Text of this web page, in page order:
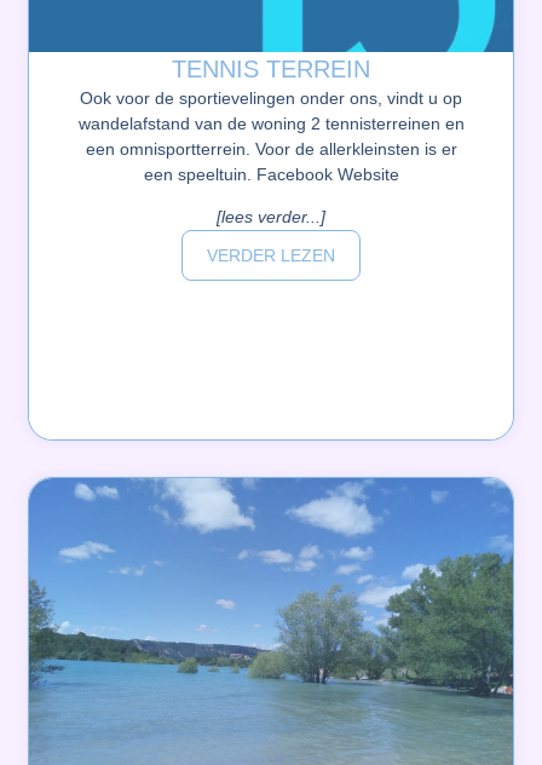
TENNIS TERREIN
Ook voor de sportievelingen onder ons, vindt u op
wandelafstand van de woning 2 tennisterreinen en
een omnisportterrein. Voor de allerkleinsten is er
een speeltuin. Facebook Website
[lees verder...]
VERDER LEZEN